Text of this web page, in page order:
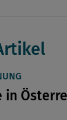
in